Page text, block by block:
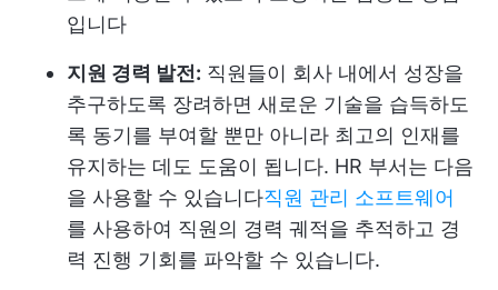
입니다
지원 경력 발전: 직원들이 회사 내에서 성장을
추구하도록 장려하면 새로운 기술을 습득하도
록 동기를 부여할 뿐만 아니라 최고의 인재를
유지하는 데도 도움이 됩니다. HR 부서는 다음
을 사용할 수 있습니다직원 관리 소프트웨어
를 사용하여 직원의 경력 궤적을 추적하고 경
력 진행 기회를 파악할 수 있습니다.